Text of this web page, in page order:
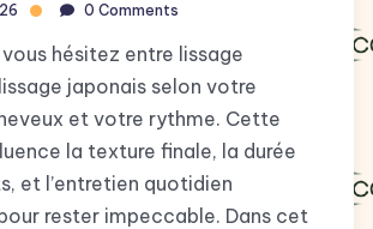
0 Comments
vous hésitez entre lissage
japonais selon votre
et votre rythme. Cette
la texture finale, la durée
et l’entretien quotidien
rester impeccable. Dans cet